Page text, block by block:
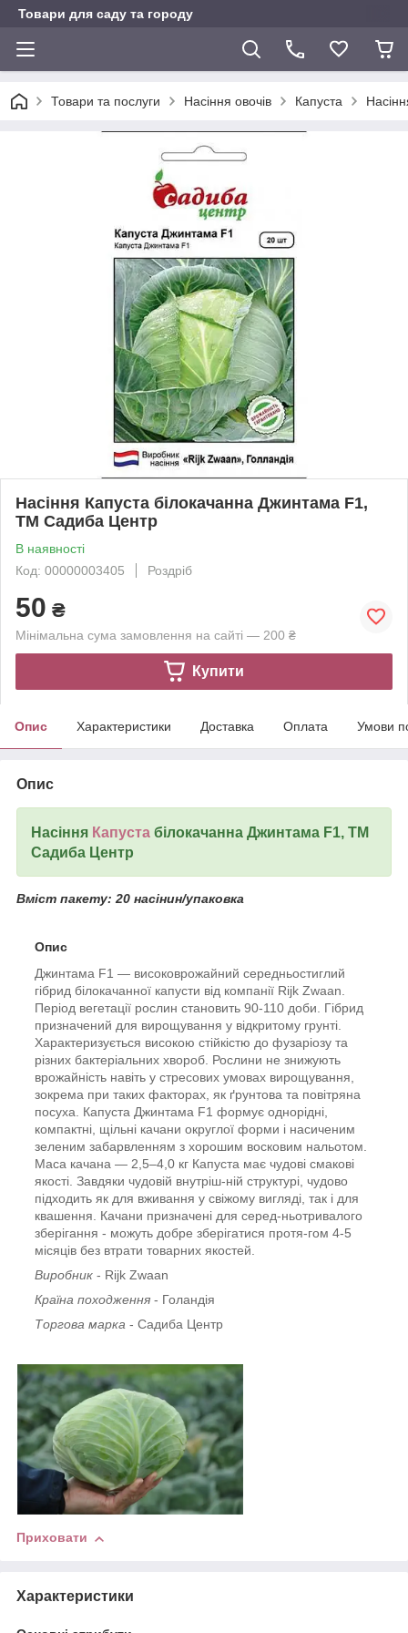
Товари для саду та городу
Товари та послуги Насіння овочів Капуста
Насіння Капуста білокачанна Джинтама F1,
ТМ Садиба Центр
В наявності
Код: 00000003405
Роздріб
50 ₴
Мінімальна сума замовлення на сайті — 200 ₴
Купити
Опис Характеристики Доставка Оплата Умови
Опис
Насіння Капуста білокачанна Джинтама F1, ТМ
Садиба Центр
Вміст пакету: 20 насінин/упаковка
Опис
Джинтама F1 — високоврожайний середньостиглий
гібрид білокачанної капусти від компанії Rijk Zwaan.
Період вегетації рослин становить 90-110 доби. Гібрид
призначений для вирощування у відкритому грунті.
Характеризується високою стійкістю до фузаріозу та
різних бактеріальних хвороб. Рослини не знижують
врожайність навіть у стресових умовах вирощування,
зокрема при таких факторах, як ґрунтова та повітряна
посуха. Капуста Джинтама F1 формує однорідні,
компактні, щільні качани округлої форми і насиченим
зеленим забарвленням з хорошим восковим нальотом.
Маса качана — 2,5–4,0 кг Капуста має чудові смакові
якості. Завдяки чудовій внутріш-ній структурі, чудово
підходить як для вживання у свіжому вигляді, так і для
квашення. Качани призначені для серед-ньотривалого
зберігання - можуть добре зберігатися протя-гом 4-5
місяців без втрати товарних якостей.
Виробник - Rijk Zwaan
Країна походження - Голандія
Торгова марка - Садиба Центр
Приховати
Характеристики